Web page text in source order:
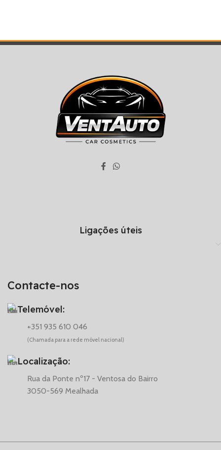
Contacte-nos
Telemóvel:
+351 935 610 046
(Chamada para a rede móvel nacional)
Localização:
Rua da Ponte nº17 - Ventosa do Bairro
3050-569 Mealhada
Ligações úteis